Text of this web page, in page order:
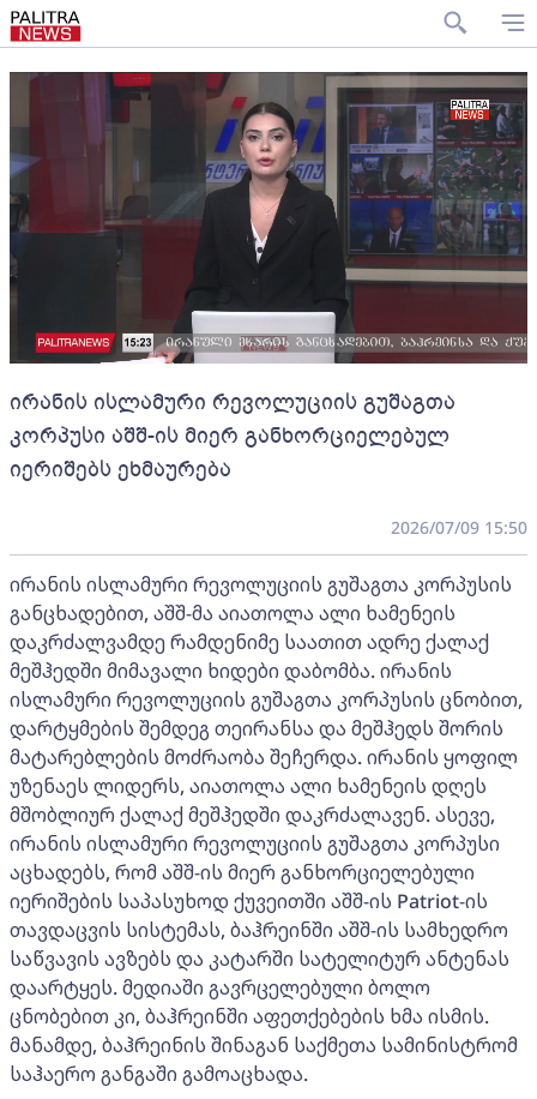
ირანის ისლამური რევოლუციის გუშაგთა
კორპუსი აშშ-ის მიერ განხორციელებულ
იერიშებს ეხმაურება
2026/07/09 15:50
ირანის ისლამური რევოლუციის გუშაგთა კორპუსის
განცხადებით, აშშ-მა აიათოლა ალი ხამენეის
დაკრძალვამდე რამდენიმე საათით ადრე ქალაქ
მეშჰედში მიმავალი ხიდები დაბომბა. ირანის
ისლამური რევოლუციის გუშაგთა კორპუსის ცნობით,
დარტყმების შემდეგ თეირანსა და მეშჰედს შორის
მატარებლების მოძრაობა შეჩერდა. ირანის ყოფილ
უზენაეს ლიდერს, აიათოლა ალი ხამენეის დღეს
მშობლიურ ქალაქ მეშჰედში დაკრძალავენ. ასევე,
ირანის ისლამური რევოლუციის გუშაგთა კორპუსი
აცხადებს, რომ აშშ-ის მიერ განხორციელებული
იერიშების საპასუხოდ ქუვეითში აშშ-ის Patriot-ის
თავდაცვის სისტემას, ბაჰრეინში აშშ-ის სამხედრო
საწვავის ავზებს და კატარში სატელიტურ ანტენას
დაარტყეს. მედიაში გავრცელებული ბოლო
ცნობებით კი, ბაჰრეინში აფეთქებების ხმა ისმის.
მანამდე, ბაჰრეინის შინაგან საქმეთა სამინისტრომ
საჰაერო განგაში გამოაცხადა.